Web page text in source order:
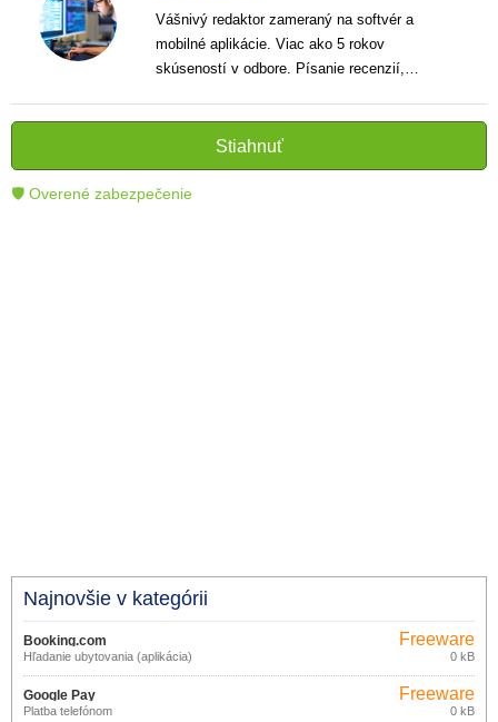
Vášnivý redaktor zameraný na softvér a
mobilné aplikácie. Viac ako 5 rokov
skúseností v odbore. Písanie recenzií,
informatívnych textov, ktoré pomáhajú
čitateľom lepšie porozumieť a využiť moderné
technológie.
Stiahnuť
🛡 Overené zabezpečenie
Najnovšie v kategórii
Booking.com
Hľadanie ubytovania (aplikácia)
Freeware
0 kB
Google Pay
Platba telefónom
Freeware
0 kB